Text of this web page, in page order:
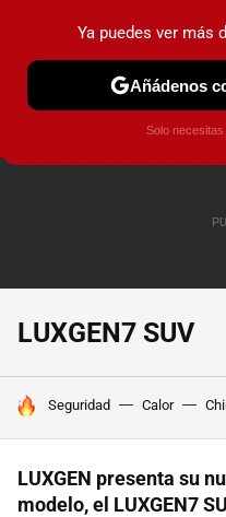
PRUEBAS COCHES
LUXGEN7 SUV
HOY SE HABLA DE
Seguridad Calor
LUXGEN presenta su
modelo, el LUXGEN7
Ya puedes ver más
Añádenos
Solo